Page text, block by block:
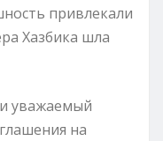
привлекали
Хазбика шла
уважаемый
на